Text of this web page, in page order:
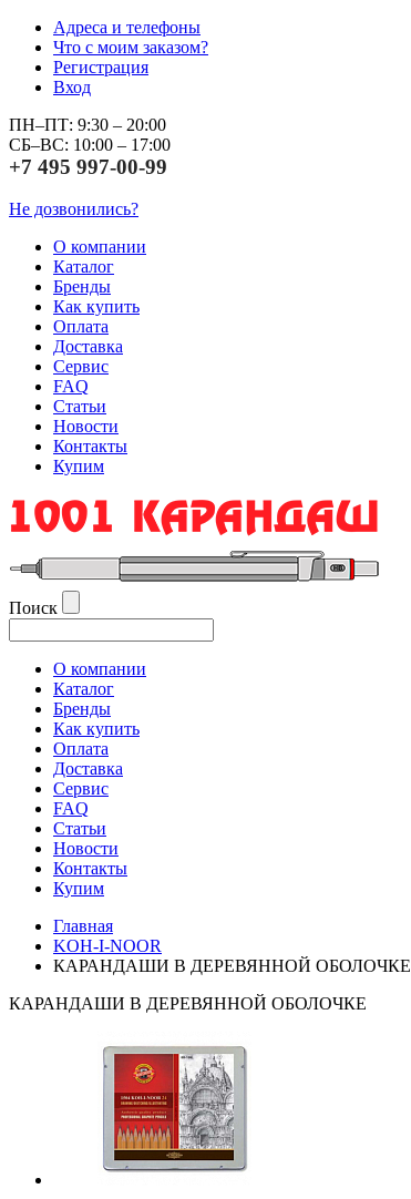
Адреса и телефоны
Что с моим заказом?
Регистрация
Вход
ПН–ПТ: 9:30 – 20:00
СБ–ВС: 10:00 – 17:00
+7 495 997-00-99
Не дозвонились?
О компании
Каталог
Бренды
Как купить
Оплата
Доставка
Сервис
FAQ
Статьи
Новости
Контакты
Купим
Поиск
О компании
Каталог
Бренды
Как купить
Оплата
Доставка
Сервис
FAQ
Статьи
Новости
Контакты
Купим
Главная
KOH-I-NOOR
КАРАНДАШИ В ДЕРЕВЯННОЙ ОБОЛОЧКЕ
КАРАНДАШИ В ДЕРЕВЯННОЙ ОБОЛОЧКЕ